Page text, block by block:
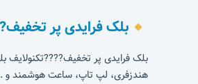
بلک فرایدی پر
بلک فرایدی پر تخفیف????تکنولایف
هندزفری، لپ تاپ، ساعت هوشمند و ..